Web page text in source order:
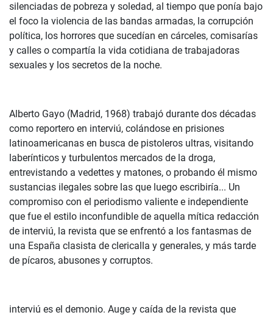
silenciadas de pobreza y soledad, al tiempo que ponía bajo
el foco la violencia de las bandas armadas, la corrupción
política, los horrores que sucedían en cárceles, comisarías
y calles o compartía la vida cotidiana de trabajadoras
sexuales y los secretos de la noche.
Alberto Gayo (Madrid, 1968) trabajó durante dos décadas
como reportero en interviú, colándose en prisiones
latinoamericanas en busca de pistoleros ultras, visitando
laberínticos y turbulentos mercados de la droga,
entrevistando a vedettes y matones, o probando él mismo
sustancias ilegales sobre las que luego escribiría... Un
compromiso con el periodismo valiente e independiente
que fue el estilo inconfundible de aquella mítica redacción
de interviú, la revista que se enfrentó a los fantasmas de
una España clasista de clericalla y generales, y más tarde
de pícaros, abusones y corruptos.
interviú es el demonio. Auge y caída de la revista que